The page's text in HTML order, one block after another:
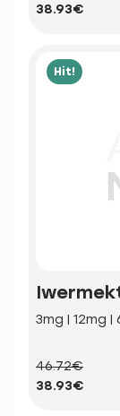
38.93€
Hit!
3mg | 12mg |
46.72€
38.93€